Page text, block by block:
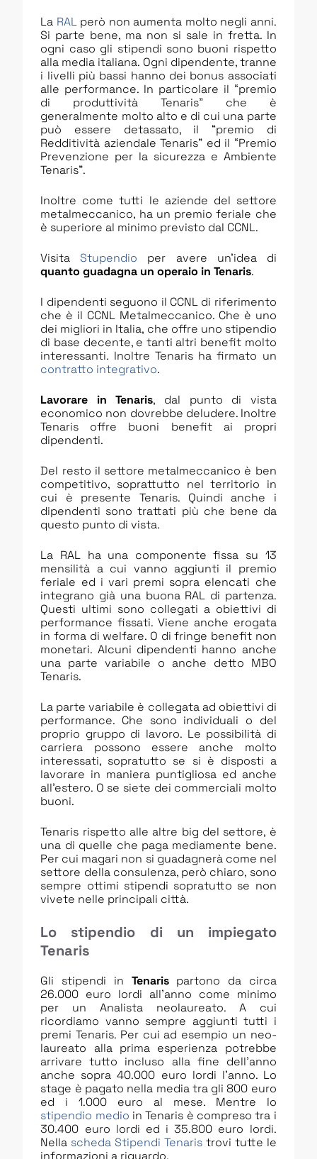
La RALperò non aumenta molto negli anni.
Si parte bene, ma non si sale in fretta. In
ogni caso gli stipendi sono buoni rispetto
alla media italiana. Ogni dipendente, tranne
i livelli più bassi hanno dei bonus associati
alle performance. In particolare il “premio
di produttività Tenaris” che è
generalmente molto alto e di cui una parte
può essere detassato, il “premio di
Redditività aziendale Tenaris” ed il “Premio
Prevenzione per la sicurezza e Ambiente
Tenaris”.
Inoltre come tutti le aziende del settore
metalmeccanico, ha un premio feriale che
è superiore al minimo previsto dal CCNL.
VisitaStupendio per avere un’idea di
quanto guadagna un operaio inTenaris.
I dipendenti seguono il CCNL di riferimento
che è il CCNL Metalmeccanico. Che è uno
dei migliori in Italia, che offre uno stipendio
di base decente, e tanti altri benefit molto
interessanti. Inoltre Tenaris ha firmato un
contratto integrativo.
Lavorare in Tenaris, dal punto di vista
economico non dovrebbe deludere. Inoltre
Tenaris offre buoni benefit ai propri
dipendenti.
Del resto il settore metalmeccanico è ben
competitivo, soprattutto nel territorio in
cui è presente Tenaris. Quindi anche i
dipendenti sono trattati più che bene da
questo punto di vista.
La RAL ha una componente fissa su 13
mensilità a cui vanno aggiunti il premio
feriale ed i vari premi sopra elencati che
integrano già una buona RAL di partenza.
Questi ultimi sono collegati a obiettivi di
performance fissati. Viene anche erogata
in forma di welfare. O di fringe benefit non
monetari. Alcuni dipendenti hanno anche
una parte variabile o anche detto MBO
Tenaris.
La parte variabile è collegata ad obiettivi di
performance. Che sono individuali o del
proprio gruppo di lavoro. Le possibilità di
carriera possono essere anche molto
interessati, sopratutto se si è disposti a
lavorare in maniera puntigliosa ed anche
all’estero. O se siete dei commerciali molto
buoni.
Tenaris rispetto alle altre big del settore, è
una di quelle che paga mediamente bene.
Per cui magari non si guadagnerà come nel
settore della consulenza, però chiaro, sono
sempre ottimi stipendi sopratutto se non
vivete nelle principali città.
Lo stipendio di un impiegato
Tenaris
Gli stipendi in Tenarispartono da circa
26.000 euro lordi all’anno come minimo
per un Analista neolaureato. A cui
ricordiamo vanno sempre aggiunti tutti i
premi Tenaris. Per cui ad esempio un neo-
laureato alla prima esperienza potrebbe
arrivare tutto incluso alla fine dell’anno
anche sopra 40.000 euro lordi l’anno. Lo
stage è pagato nella media tra gli 800 euro
ed i 1.000 euro al mese. Mentre lo
stipendio medio in Tenaris è compreso tra i
30.400 euro lordi ed i 35.800 euro lordi.
Nella scheda Stipendi Tenaris trovi tutte le
informazioni a riguardo.